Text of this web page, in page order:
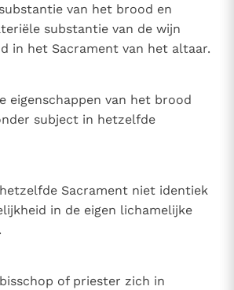
Gebruiksvoorwaarden
honger vervuld
van Gods koninkrijk te
stilletjes door liefde, niet door
een nieuwe Latijnse uitgave
toe
van het brood en
substantie van de wijn
in het Sacrament van het altaar.
eigenschappen van het brood
subject in hetzelfde
Sacrament niet identiek
in de eigen lichamelijke
of priester zich in